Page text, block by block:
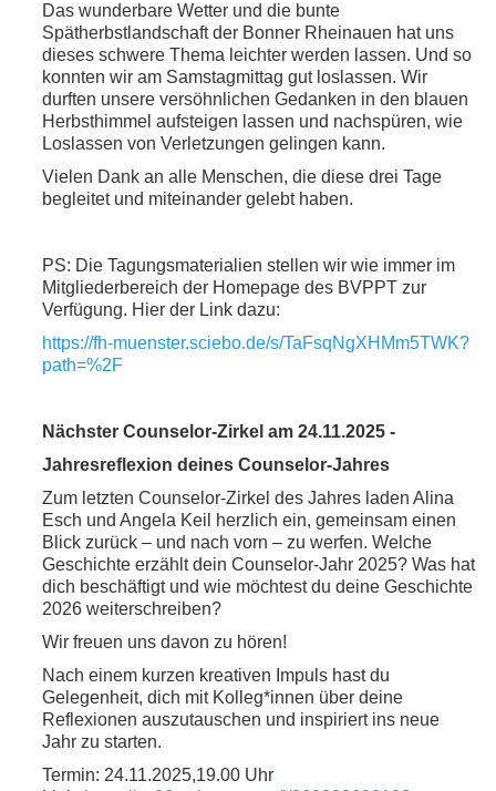
Das wunderbare Wetter und die bunte
Spätherbstlandschaft der Bonner Rheinauen hat uns
dieses schwere Thema leichter werden lassen. Und so
konnten wir am Samstagmittag gut loslassen. Wir
durften unsere versöhnlichen Gedanken in den blauen
Herbsthimmel aufsteigen lassen und nachspüren, wie
Loslassen von Verletzungen gelingen kann.
Vielen Dank an alle Menschen, die diese drei Tage
begleitet und miteinander gelebt haben.
PS: Die Tagungsmaterialien stellen wir wie immer im
Mitgliederbereich der Homepage des BVPPT zur
Verfügung. Hier der Link dazu:
https://fh-muenster.sciebo.de/s/TaFsqNgXHMm5TWK?
path=%2F
Nächster Counselor-Zirkel am 24.11.2025 -
Jahresreflexion deines Counselor-Jahres
Zum letzten Counselor-Zirkel des Jahres laden Alina
Esch und Angela Keil herzlich ein, gemeinsam einen
Blick zurück – und nach vorn – zu werfen. Welche
Geschichte erzählt dein Counselor-Jahr 2025? Was hat
dich beschäftigt und wie möchtest du deine Geschichte
2026 weiterschreiben?
Wir freuen uns davon zu hören!
Nach einem kurzen kreativen Impuls hast du
Gelegenheit, dich mit Kolleg*innen über deine
Reflexionen auszutauschen und inspiriert ins neue
Jahr zu starten.
Termin: 24.11.2025,19.00 Uhr